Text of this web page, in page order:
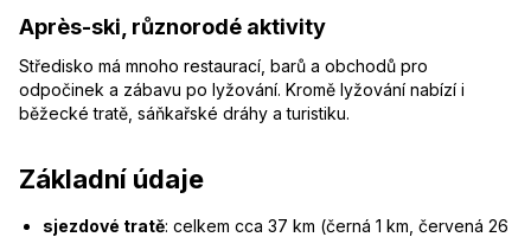
Après-ski, různorodé aktivity
Středisko má mnoho restaurací, barů a obchodů pro
odpočinek a zábavu po lyžování. Kromě lyžování nabízí i
běžecké tratě, sáňkařské dráhy a turistiku.
Základní údaje
sjezdové tratě: celkem cca 37 km (černá 1 km, červená 26